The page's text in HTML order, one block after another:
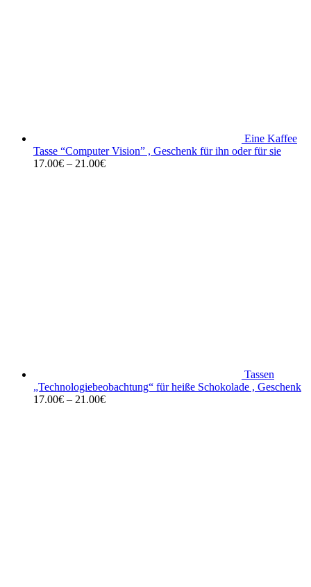
Eine Kaffee
Tasse “Computer Vision” , Geschenk für ihn oder für sie
17.00€ – 21.00€
Tassen
„Technologiebeobachtung“ für heiße Schokolade , Geschenk
17.00€ – 21.00€